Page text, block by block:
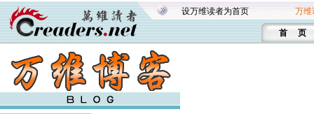
设万维读者为首页 万维
首 页